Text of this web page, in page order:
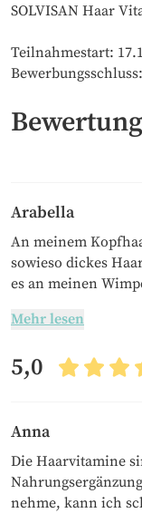
SOLVISAN Haar
Teilnahmestart:
Arabella
An meinem
sowieso dickes
es an meinen
Mehr lesen
5,0
Anna
Die Haarvitamine
nehme, kann ich